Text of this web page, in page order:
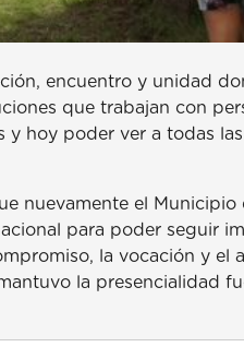
encuentro y unidad
que trabajan con
y hoy poder ver a todas las
nuevamente el Municipio
para poder seguir
la vocación y el
la presencialidad